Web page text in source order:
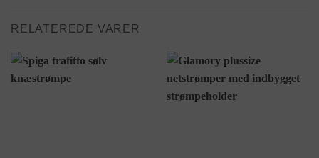
varesiden
RELATEREDE VARER